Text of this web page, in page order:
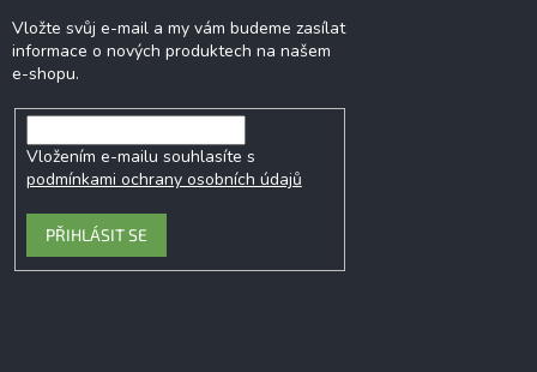
Vložte svůj e-mail a my vám budeme zasílat
informace o nových produktech na našem
e-shopu.
Vložením e-mailu souhlasíte s
podmínkami ochrany osobních údajů
PŘIHLÁSIT SE